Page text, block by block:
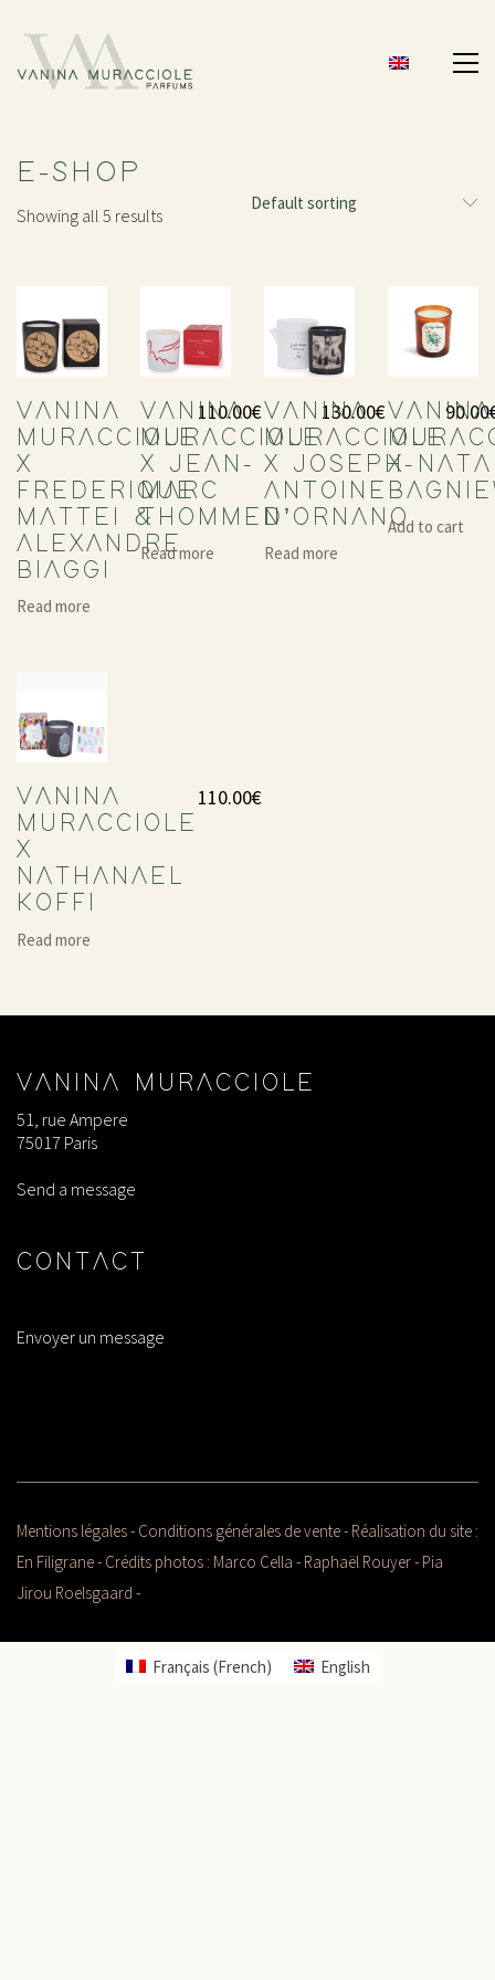
E-SHOP
Showing all 5 results
Default sorting
VANINA
MURACCIOLE
X
FREDERIQUE
MATTEI &
ALEXANDRE
BIAGGI
Read more
110.00€
VANINA
MURACCIOLE
X JEAN-
MARC
THOMMEN
Read more
130.00€
VANINA
MURACCIOLE
X JOSEPH-
ANTOINE
D’ORNANO
Read more
90.00
VANINA
X
Add to cart
VANINA
MURACCIOLE
X
NATHANAEL
KOFFI
Read more
110.00€
VANINA MURACCIOLE
51, rue Ampere
75017 Paris
Send a message
CONTACT
Envoyer un message
Mentions légales- Conditions générales de vente- Réalisation du site :
En Filigrane- Crédits photos : Marco Cella - Raphaël Rouyer - Pia
Jirou Roelsgaard -
Français (French) English